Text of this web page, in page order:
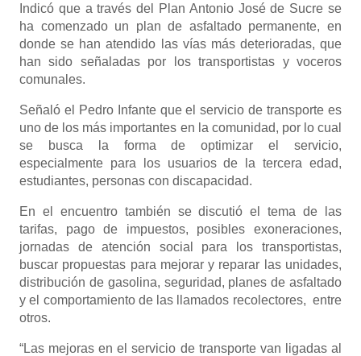
Indicó que a través del Plan Antonio José de Sucre se
ha comenzado un plan de asfaltado permanente, en
donde se han atendido las vías más deterioradas, que
han sido señaladas por los transportistas y voceros
comunales.
Señaló el Pedro Infante que el servicio de transporte es
uno de los más importantes en la comunidad, por lo cual
se busca la forma de optimizar el servicio,
especialmente para los usuarios de la tercera edad,
estudiantes, personas con discapacidad.
En el encuentro también se discutió el tema de las
tarifas, pago de impuestos, posibles exoneraciones,
jornadas de atención social para los transportistas,
buscar propuestas para mejorar y reparar las unidades,
distribución de gasolina, seguridad, planes de asfaltado
y el comportamiento de las llamados recolectores, entre
otros.
“Las mejoras en el servicio de transporte van ligadas al